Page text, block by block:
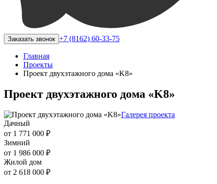
Заказать звонок +7 (8162) 60-33-75
Главная
Проекты
Проект двухэтажного дома «K8»
Проект двухэтажного дома «K8»
Галерея проекта
Дачный
от 1 771 000 ₽
Зимний
от 1 986 000 ₽
Жилой дом
от 2 618 000 ₽